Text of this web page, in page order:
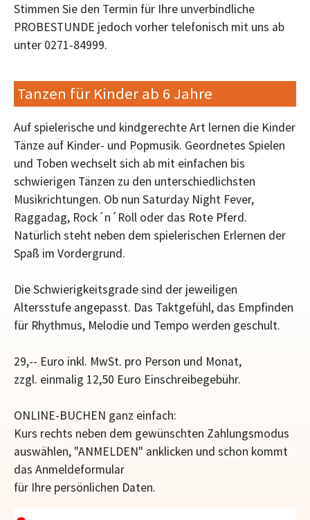
Stimmen Sie den Termin für Ihre unverbindliche
PROBESTUNDE jedoch vorher telefonisch mit uns ab
unter 0271-84999.
Tanzen für Kinder ab 6 Jahre
Auf spielerische und kindgerechte Art lernen die Kinder
Tänze auf Kinder- und Popmusik. Geordnetes Spielen
und Toben wechselt sich ab mit einfachen bis
schwierigen Tänzen zu den unterschiedlichsten
Musikrichtungen. Ob nun Saturday Night Fever,
Raggadag, Rock´n´Roll oder das Rote Pferd.
Natürlich steht neben dem spielerischen Erlernen der
Spaß im Vordergrund.
Die Schwierigkeitsgrade sind der jeweiligen
Altersstufe angepasst. Das Taktgefühl, das Empfinden
für Rhythmus, Melodie und Tempo werden geschult.
29,-- Euro inkl. MwSt. pro Person und Monat,
zzgl. einmalig 12,50 Euro Einschreibegebühr.
ONLINE-BUCHEN ganz einfach:
Kurs rechts neben dem gewünschten Zahlungsmodus
auswählen, "ANMELDEN" anklicken und schon kommt
das Anmeldeformular
für Ihre persönlichen Daten.